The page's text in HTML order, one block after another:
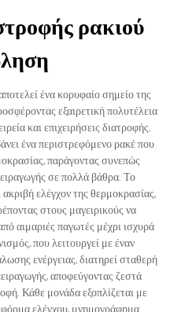
ρακιού
ένα κορυφαίο σημείο της
εξαιρετική πολυτέλεια
και επιχειρήσεις διατροφής.
ένα περιστρεφόμενο ρακέ που
παράγοντας συνεπώς
σε πολλά βάθρα. Το
ελέγχον της θερμοκρασίας,
στους μαγειρικούς να
αιμαριές παγωτές μέχρι ισχυρά
που λειτουργεί με έναν
ενέργειας, διατηρεί σταθερή
αποφεύγοντας ζεστά
Κάθε μονάδα εξοπλίζεται με
ελέγχου, μνημογράφημα